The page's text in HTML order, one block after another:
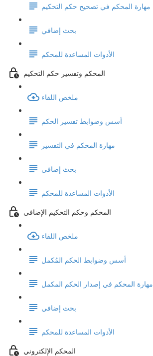
مهارة المحكم في تصحيح حكم التحكيم
بحث إضافي
الأدوات المساعدة للمحكم
المحكم وتفسير حكم التحكيم
ملخص اللقاء
أسس وضوابط تفسير الحكم
مهارة المحكم في التفسير
بحث إضافي
الأدوات المساعدة للمحكم
المحكم وحكم التحكيم الإضافي
ملخص اللقاء
أسس وضوابط الحكم المُكمل
مهارة المحكم في إصدار الحكم المكمل
بحث إضافي
الأدوات المساعدة للمحكم
المحكم الإلكتروني